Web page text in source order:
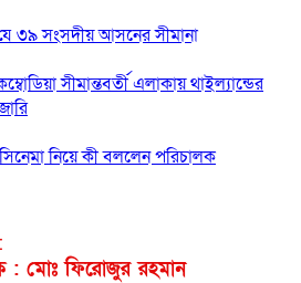
৩৯ সংসদীয় আসনের সীমানা
সীমান্তবর্তী এলাকায় থাইল্যান্ডের
নিয়ে কী বললেন পরিচালক
: মোঃ ফিরোজুর রহমান